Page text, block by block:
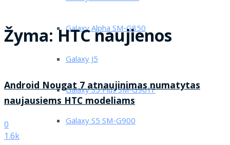
Galaxy Alpha SM-G850
Galaxy J5
Galaxy S5 Plus SM-G901F
Galaxy S5 SM-G900
Žyma:HTC naujienos
Android Nougat 7 atnaujinimas numatytas
naujausiems HTC modeliams
0
1.6k